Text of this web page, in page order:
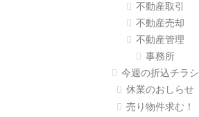
不動産取引
不動産売却
不動産管理
事務所
今週の折込チラシ
休業のおしらせ
売り物件求む！